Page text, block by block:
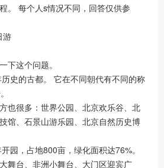
。 每个人s情况不同，回答仅供参
游
下这个问题。
史的古都。 它在不同朝代有不同的称
也很多：世界公园、北京欢乐谷、北
馆、石景山游乐园、北京自然历史博
园，占地800亩，绿化面积达76%。
舞台、非洲小舞台、大门区迎宾广